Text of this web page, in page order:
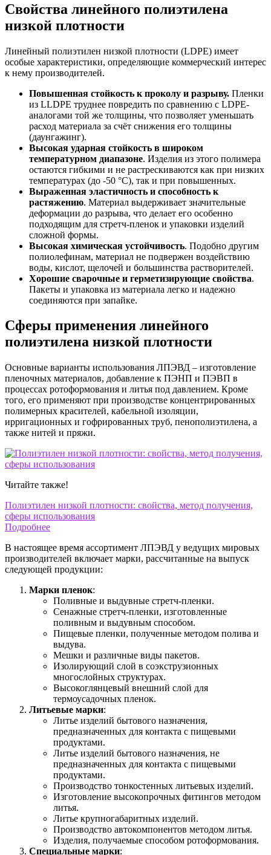
Свойства линейного полиэтилена
низкой плотности
Линейный полиэтилен низкой плотности (LDPE) имеет
особые характеристики, определяющие коммерческий интерес
к нему производителей.
Повышенная стойкость к проколу и разрыву. Пленки
из LLDPE труднее повредить по сравнению с LDPE-
аналогами той же толщины, что позволяет уменьшать
расход материала за счёт снижения его толщины
(даунгажинг).
Высокая ударная стойкость в широком
температурном диапазоне. Изделия из этого полимера
остаются гибкими и не растрескиваются как при низких
температурах (до -50 °C), так и при повышенных.
Выраженная эластичность и способность к
растяжению. Материал выдерживает значительные
деформации до разрыва, что делает его особенно
подходящим для стретч-пленок и упаковки изделий
сложной формы.
Высокая химическая устойчивость. Подобно другим
полиолефинам, материал не подвержен воздействию
воды, кислот, щелочей и большинства растворителей.
Хорошие сварочные и герметизирующие свойства.
Пакеты и упаковка из материала легко и надежно
соединяются при запайке.
Сферы применения линейного
полиэтилена низкой плотности
Основные варианты использования ЛПЭВД – изготовление
пленочных материалов, добавление к ПЭНП и ПЭВП в
процессах ротоформования и литья под давлением. Кроме
того, его применяют при производстве концентрированных
полимерных красителей, кабельной изоляции,
ирригационных и гофрированных труб, пенополиэтилена, а
также нитей и пряжи.
Читайте также!
Полиэтилен низкой плотности: свойства, метод получения,
сферы использования
Подробнее
В настоящее время ассортимент ЛПЭВД у ведущих мировых
производителей включает марки, рассчитанные на выпуск
следующей продукции:
Марки пленок:
Поливные и выдувные стретч-пленки.
Сенажные стретч-пленки, изготовленные
поливным и выдувным способом.
Пищевые пленки, полученные методом полива и
выдува.
Мешки и различные виды пакетов.
Изолирующий слой в соэкструзионных
многослойных структурах.
Высокоглянцевый внешний слой для
термоусадочных пленок.
Литьевые марки:
Литье изделий бытового назначения,
предназначенных для контакта с пищевыми
продуктами.
Литье изделий бытового назначения, не
предназначенных для контакта с пищевыми
продуктами.
Производство тонкостенных литьевых изделий.
Изготовление высокопрочных фитингов методом
литья.
Литье крупногабаритных изделий.
Производство автокомпонентов методом литья.
Изделия, получаемые способом ротоформования.
Специальные марки: